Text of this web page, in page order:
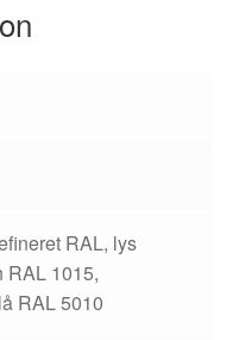
RAL, lys
RAL 1015,
RAL 5010